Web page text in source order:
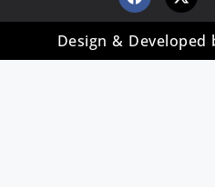
Design & Developed